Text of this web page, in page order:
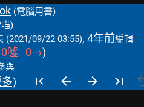
(電腦用書)
)
(2021/09/22 03:55), 4年前編輯
0噓 0→)
與
)